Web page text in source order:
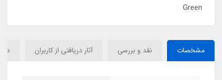
Green
مشخصات نقد و بررسی آثار دریافتی از کاربران